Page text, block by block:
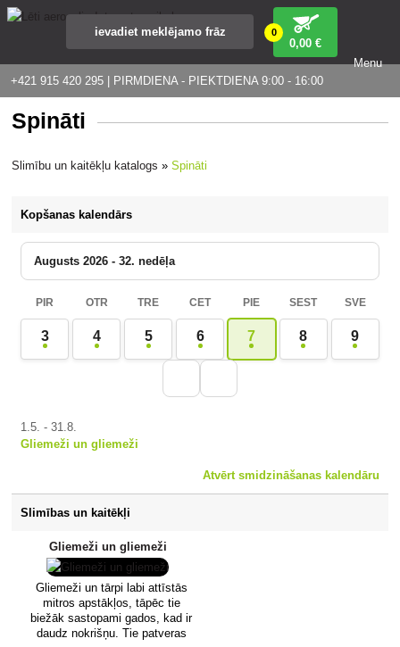
+421 915 420 295 | PIRMDIENA - PIEKTDIENA 9:00 - 16:00
0
0,00 €
Menu
Spināti
Slimību un kaitēkļu katalogs »Spināti
Kopšanas kalendārs
Augusts 2026 - 32. nedēļa
PIR OTR TRE CET PIE SEST SVE
3 4 5 6 7 8 9
1.5. - 31.8.
Gliemeži un gliemeži
Atvērt smidzināšanas kalendāru
Slimības un kaitēkļi
Gliemeži un gliemeži
Gliemeži un tārpi labi attīstās
mitros apstākļos, tāpēc tie
biežāk sastopami gados, kad ir
daudz nokrišņu. Tie patveras